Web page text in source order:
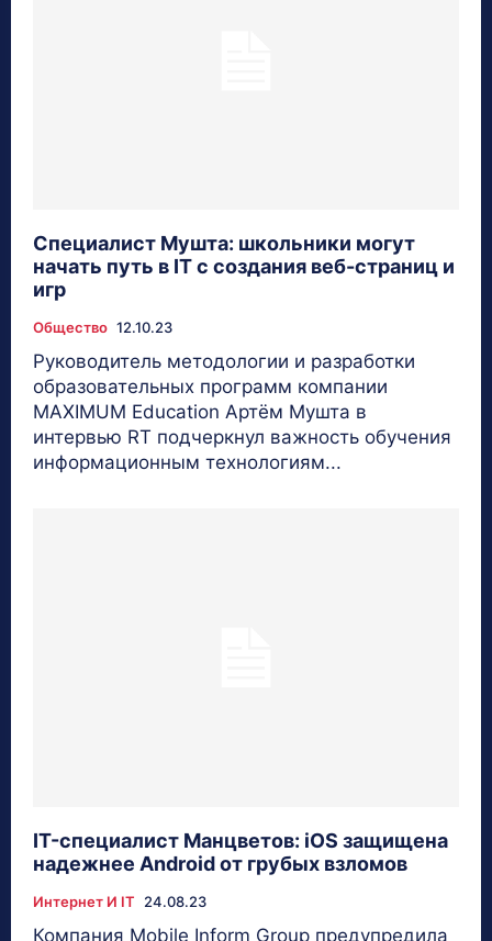
Специалист Мушта: школьники могут
начать путь в IT с создания веб-страниц и
игр
Общество 12.10.23
Руководитель методологии и разработки
образовательных программ компании
MAXIMUM Education Артём Мушта в
интервью RT подчеркнул важность обучения
информационным технологиям...
IT-специалист Манцветов: iOS защищена
надежнее Android от грубых взломов
Интернет И IT 24.08.23
Компания Mobile Inform Group предупредила